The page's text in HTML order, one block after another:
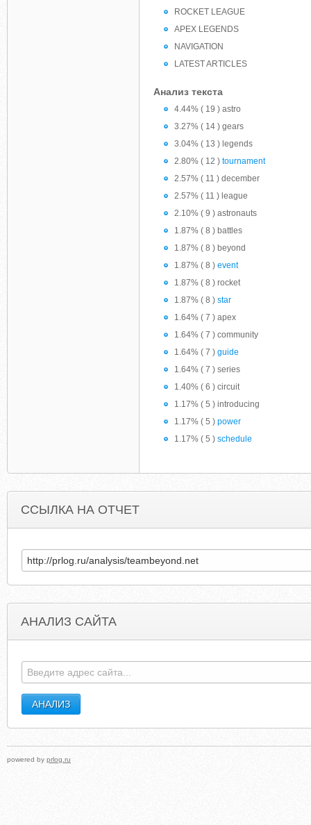
ROCKET LEAGUE
APEX LEGENDS
NAVIGATION
LATEST ARTICLES
Анализ текста
4.44% ( 19 ) astro
3.27% ( 14 ) gears
3.04% ( 13 ) legends
2.80% ( 12 ) tournament
2.57% ( 11 ) december
2.57% ( 11 ) league
2.10% ( 9 ) astronauts
1.87% ( 8 ) battles
1.87% ( 8 ) beyond
1.87% ( 8 ) event
1.87% ( 8 ) rocket
1.87% ( 8 ) star
1.64% ( 7 ) apex
1.64% ( 7 ) community
1.64% ( 7 ) guide
1.64% ( 7 ) series
1.40% ( 6 ) circuit
1.17% ( 5 ) introducing
1.17% ( 5 ) power
1.17% ( 5 ) schedule
ССЫЛКА НА ОТЧЕТ
АНАЛИЗ САЙТА
powered by prlog.ru